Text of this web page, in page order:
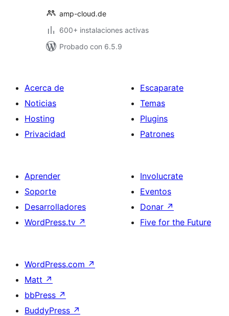
amp-cloud.de
600+ instalaciones activas
Probado con 6.5.9
Acerca de
Noticias
Hosting
Privacidad
Escaparate
Temas
Plugins
Patrones
Aprender
Soporte
Desarrolladores
WordPress.tv ↗
Involucrate
Eventos
Donar ↗
Five for the Future
WordPress.com ↗
Matt ↗
bbPress ↗
BuddyPress ↗